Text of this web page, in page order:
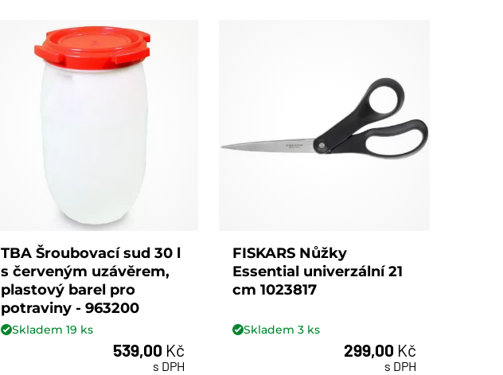
TBA Šroubovací sud 30 l
s červeným uzávěrem,
plastový barel pro
potraviny - 963200
Skladem19 ks
539,00 Kč
s DPH
FISKARS Nůžky
Essential univerzální 21
cm 1023817
Skladem3 ks
299,00 Kč
s DPH